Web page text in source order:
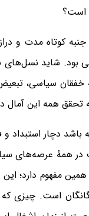
است؟
کوتاه مدت و
بود. شاید
سیاسی،
تحقق همه این آمال
باشد دچار استبداد
در همۀ عرصه‌های
مفهوم دارد؛
است. چیزی